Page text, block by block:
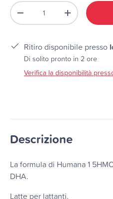
Q.tà
+
Ritiro disponibile presso
Di solito pronto in 2 ore
Verifica la disponibilità
Descrizione
La formula di Humana 1
DHA.
Latte per lattanti.